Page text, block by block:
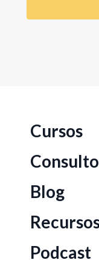
Cursos
Blog
Podcast